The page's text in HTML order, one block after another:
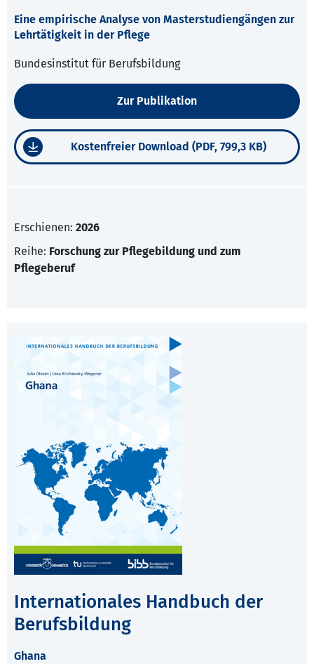
Eine empirische Analyse von Masterstudiengängen zur
Lehrtätigkeit in der Pflege
Bundesinstitut für Berufsbildung
Zur Publikation
Kostenfreier Download (PDF, 799,3 KB)
Erschienen: 2026
Reihe: Forschung zur Pflegebildung und zum
Pflegeberuf
Internationales Handbuch der
Berufsbildung
Ghana